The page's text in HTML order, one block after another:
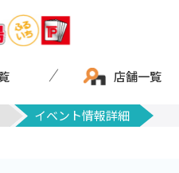
店舗一覧
イベント情報詳細